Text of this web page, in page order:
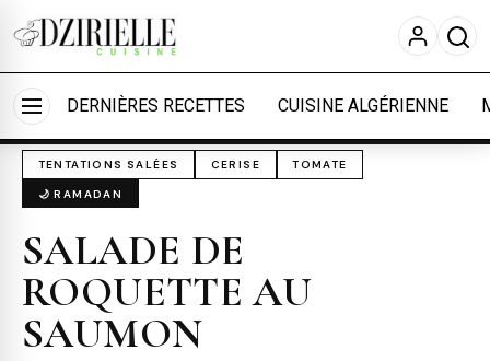
Nous utilisons des cookies pour améliorer votre
expérience et mesurer l'audience.
En savoir plus
Accepter tout
Personnaliser
DERNIÈRES RECETTES CUISINE ALGÉRIENNE
Accueil Cuisine
TENTATIONS SALÉES CERISE TOMATE
🌙 RAMADAN
SALADE DE
ROQUETTE AU
SAUMON